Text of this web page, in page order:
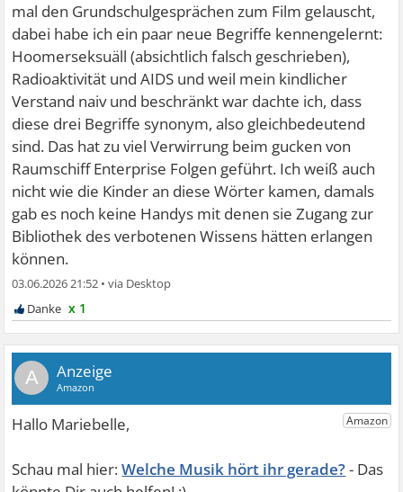
mal den Grundschulgesprächen zum Film gelauscht,
dabei habe ich ein paar neue Begriffe kennengelernt:
Hoomerseksuäll (absichtlich falsch geschrieben),
Radioaktivität und AIDS und weil mein kindlicher
Verstand naiv und beschränkt war dachte ich, dass
diese drei Begriffe synonym, also gleichbedeutend
sind. Das hat zu viel Verwirrung beim gucken von
Raumschiff Enterprise Folgen geführt. Ich weiß auch
nicht wie die Kinder an diese Wörter kamen, damals
gab es noch keine Handys mit denen sie Zugang zur
Bibliothek des verbotenen Wissens hätten erlangen
können.
03.06.2026 21:52 •
x 1
A
Welche Musik hört ihr gerade?